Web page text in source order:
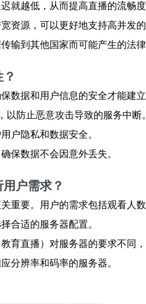
就越低，从而提高直播的流畅度
资源，可以更好地支持高并发的
输到其他国家而可能产生的法律
数据和用户信息的安全才能建
以防止恶意攻击导致的服务中断。
户隐私和数据安全。
保数据不会因意外丢失。
户需求？
重要。用户的需求包括观看人
合适的服务器配置。
育直播）对服务器的要求不同
分辨率和码率的服务器。